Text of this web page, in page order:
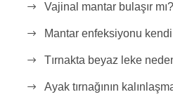
Vajinal mantar bulaşır mı?
Mantar enfeksiyonu
Tırnakta beyaz leke
Ayak tırnağının